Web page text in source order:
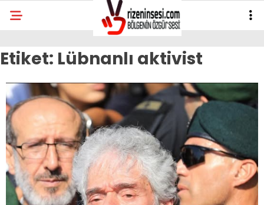
Etiket: Lübnanlı aktivist